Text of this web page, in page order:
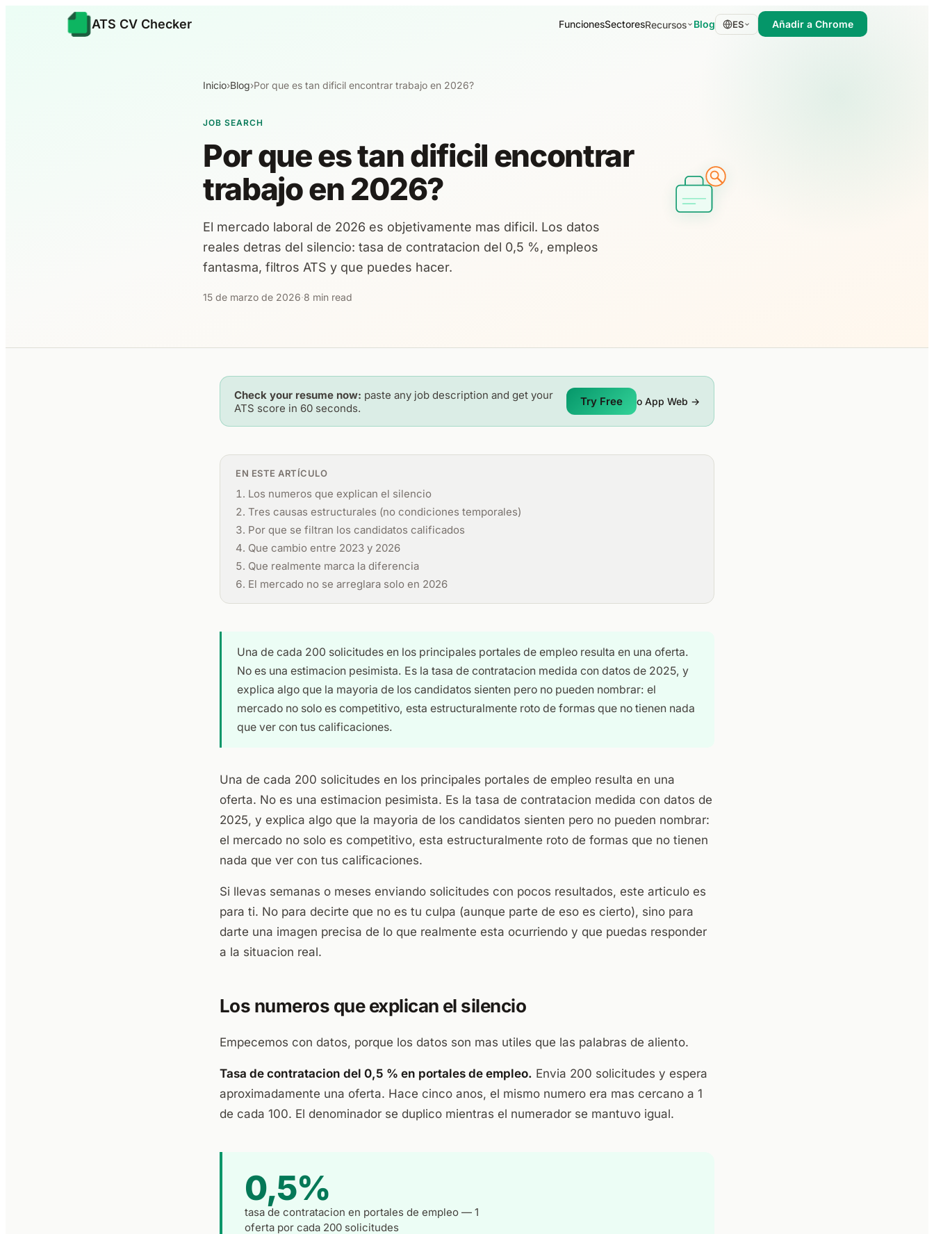
ATS CV Checker FuncionesSectoresRecursos Blog ES Añadir a Chrome
Inicio›Blog›Por que es tan dificil encontrar trabajo en 2026?
JOB SEARCH
Por que es tan dificil encontrar
trabajo en 2026?
El mercado laboral de 2026 es objetivamente mas dificil. Los datos
reales detras del silencio: tasa de contratacion del 0,5 %, empleos
fantasma, filtros ATS y que puedes hacer.
15 de marzo de 2026·8 min read
Check your resume now: paste any job description and get your
ATS score in 60 seconds.
Try Free o App Web →
EN ESTE ARTÍCULO
Los numeros que explican el silencio
Tres causas estructurales (no condiciones temporales)
Por que se filtran los candidatos calificados
Que cambio entre 2023 y 2026
Que realmente marca la diferencia
El mercado no se arreglara solo en 2026
Una de cada 200 solicitudes en los principales portales de empleo resulta en una oferta.
No es una estimacion pesimista. Es la tasa de contratacion medida con datos de 2025, y
explica algo que la mayoria de los candidatos sienten pero no pueden nombrar: el
mercado no solo es competitivo, esta estructuralmente roto de formas que no tienen nada
que ver con tus calificaciones.
Una de cada 200 solicitudes en los principales portales de empleo resulta en una
oferta. No es una estimacion pesimista. Es la tasa de contratacion medida con datos de
2025, y explica algo que la mayoria de los candidatos sienten pero no pueden nombrar:
el mercado no solo es competitivo, esta estructuralmente roto de formas que no tienen
nada que ver con tus calificaciones.
Si llevas semanas o meses enviando solicitudes con pocos resultados, este articulo es
para ti. No para decirte que no es tu culpa (aunque parte de eso es cierto), sino para
darte una imagen precisa de lo que realmente esta ocurriendo y que puedas responder
a la situacion real.
Los numeros que explican el silencio
Empecemos con datos, porque los datos son mas utiles que las palabras de aliento.
Tasa de contratacion del 0,5 % en portales de empleo. Envia 200 solicitudes y espera
aproximadamente una oferta. Hace cinco anos, el mismo numero era mas cercano a 1
de cada 100. El denominador se duplico mientras el numerador se mantuvo igual.
0,5%
tasa de contratacion en portales de empleo — 1
oferta por cada 200 solicitudes